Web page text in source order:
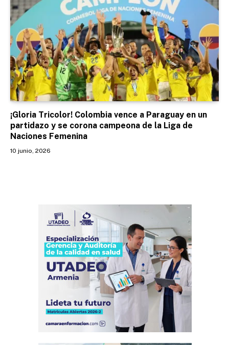
¡Gloria Tricolor! Colombia vence a Paraguay en un
partidazo y se corona campeona de la Liga de
Naciones Femenina
10 junio, 2026